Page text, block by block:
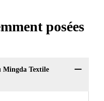
posées
Mingda Textile